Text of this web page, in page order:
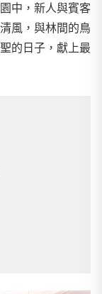
中，新人與賓客
風，與林間的鳥
的日子，獻上最